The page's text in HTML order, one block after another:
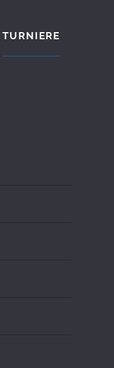
TURNIERE